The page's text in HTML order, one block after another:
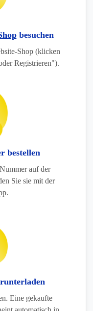
besuchen
Shop (klicken
Registrieren").
bestellen
auf der
Sie sie mit der
Eine gekaufte